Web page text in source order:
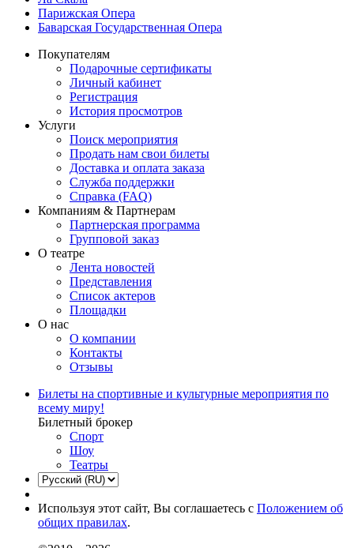
Парижская Опера
Баварская Государственная Опера
Покупателям
Подарочные сертификаты
Личный кабинет
Регистрация
История просмотров
Услуги
Поиск мероприятия
Продать нам свои билеты
Доставка и оплата заказа
Служба поддержки
Справка (FAQ)
Компаниям & Партнерам
Партнерская программа
Групповой заказ
О театре
Лента новостей
Представления
Список актеров
Площадки
О нас
О компании
Контакты
Отзывы
Билеты на спортивные и культурные мероприятия по
всему миру!
Билетный брокер
Спорт
Шоу
Театры
Используя этот сайт, Вы соглашаетесь с Положением об
общих правилах.